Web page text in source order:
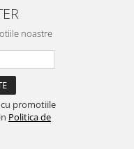
noastre
promotiile
Politica de